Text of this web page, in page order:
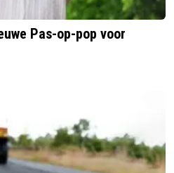
Pas-op-pop voor